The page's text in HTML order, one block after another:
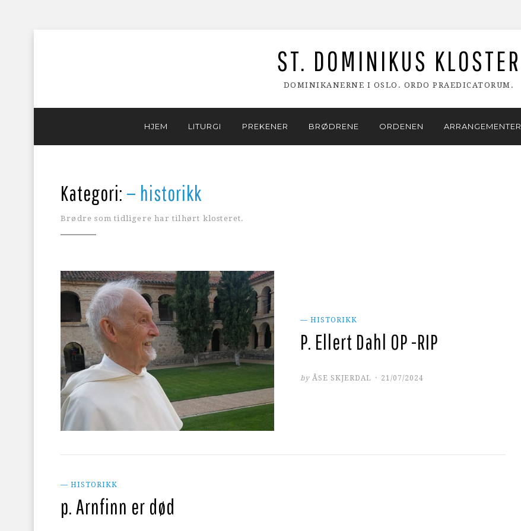
ST. DOMINIKUS KLOSTER
DOMINIKANERNE I OSLO. ORDO PRAEDICATORUM.
HJEM LITURGI PREKENER BRØDRENE ORDENEN ARRANGEMENTER
Kategori: — historikk
Brødre som tidligere har tilhørt klosteret.
— HISTORIKK
P. Ellert Dahl OP -RIP
byÅSE SKJERDAL
POSTED
21/07/2024
— HISTORIKK
p. Arnfinn er død